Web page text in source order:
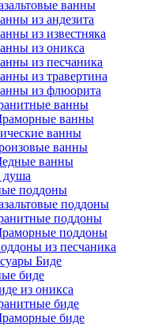
ванны
из андезита
из известняка
из оникса
из песчаника
из травертина
из флюорита
ванны
ванны
ванны
ванны
ванны
душа
поддоны
поддоны
поддоны
поддоны
из песчаника
Биде
биде
из оникса
биде
биде